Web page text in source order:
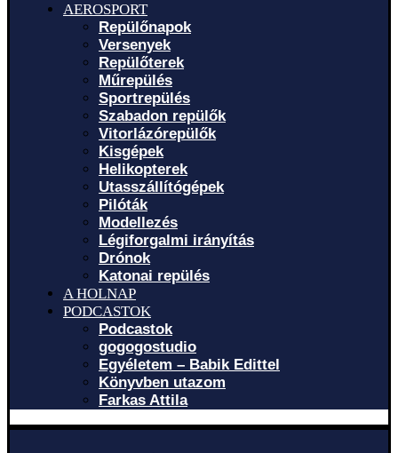
AEROSPORT
Repülőnapok
Versenyek
Repülőterek
Műrepülés
Sportrepülés
Szabadon repülők
Vitorlázórepülők
Kisgépek
Helikopterek
Utasszállítógépek
Pilóták
Modellezés
Légiforgalmi irányítás
Drónok
Katonai repülés
A HOLNAP
PODCASTOK
Podcastok
gogogostudio
Egyéletem – Babik Edittel
Könyvben utazom
Farkas Attila